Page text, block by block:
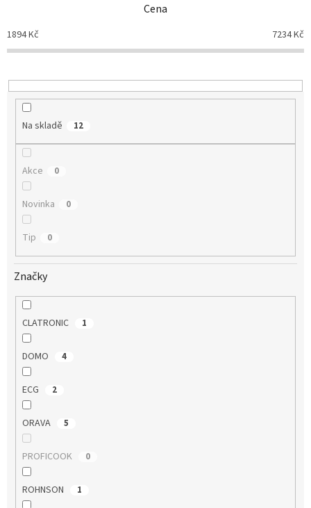
p
r
o
u
Cena
1894Kč 7234Kč
Na skladě 12
Akce 0
Novinka 0
Tip 0
Značky
CLATRONIC 1
DOMO 4
ECG 2
ORAVA 5
PROFICOOK 0
ROHNSON 1